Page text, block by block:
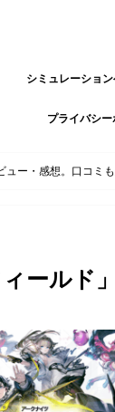
シミュレーショ
プライバシ
ュー・感想。口コミも
ールド